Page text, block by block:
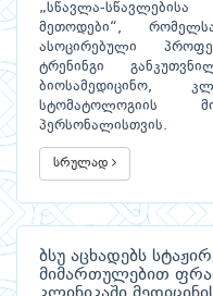
„სწავლა-
მეთოდები“,
ასოცირებული
ტრენინგი
ბიოსამედიცინო,
სტომატოლოგიის
პერსონალისთვის.
სრულად
ბსუ აცხადებს
მიმართულებით